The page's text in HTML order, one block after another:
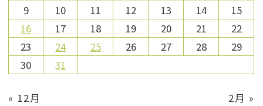
9
10 11 12 13 14
15
16
17 18 19 20 21
22
23
24 25 26 27 28
29
30
31
« 12月 2月 »